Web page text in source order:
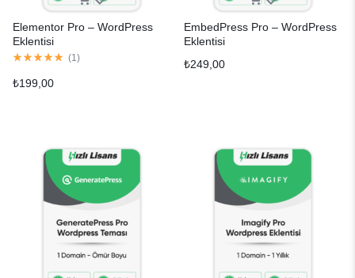
Elementor Pro – WordPress
Eklentisi
(1 )
₺199,00
EmbedPress Pro – WordPress
Eklentisi
₺249,00